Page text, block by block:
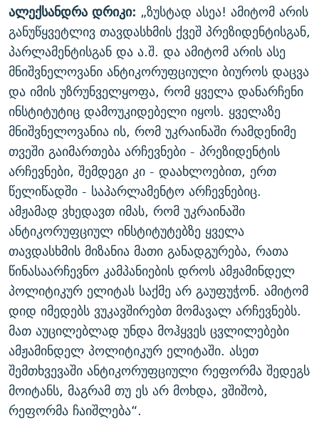
ალექსანდრა დრიკი: „ზუსტად ასეა! ამიტომ არის
განუწყვეტლივ თავდასხმის ქვეშ პრეზიდენტისგან,
პარლამენტისგან და ა.შ. და ამიტომ არის ასე
მნიშვნელოვანი ანტიკორუფციული ბიუროს დაცვა
და იმის უზრუნველყოფა, რომ ყველა დანარჩენი
ინსტიტუტიც დამოუკიდებელი იყოს. ყველაზე
მნიშვნელოვანია ის, რომ უკრაინაში რამდენიმე
თვეში გაიმართება არჩევნები - პრეზიდენტის
არჩევნები, შემდეგი კი - დაახლოებით, ერთ
წელიწადში - საპარლამენტო არჩევნებიც.
ამჟამად ვხედავთ იმას, რომ უკრაინაში
ანტიკორუფციულ ინსტიტუტებზე ყველა
თავდასხმის მიზანია მათი განადგურება, რათა
წინასაარჩევნო კამპანიების დროს ამჟამინდელ
პოლიტიკურ ელიტას საქმე არ გაუფუჭონ. ამიტომ
დიდ იმედებს ვუკავშირებთ მომავალ არჩევნებს.
მათ აუცილებლად უნდა მოჰყვეს ცვლილებები
ამჟამინდელ პოლიტიკურ ელიტაში. ასეთ
შემთხვევაში ანტიკორუფციული რეფორმა შედეგს
მოიტანს, მაგრამ თუ ეს არ მოხდა, ვშიშობ,
რეფორმა ჩაიშლება“.